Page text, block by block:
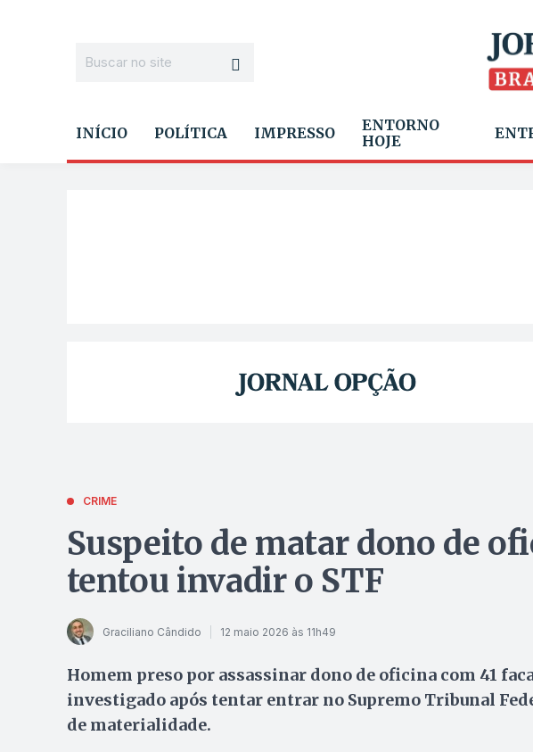
INÍCIO POLÍTICA IMPRESSO
ENTORNO
HOJE
CRIME
Suspeito de matar dono de
tentou invadir o STF
Graciliano Cândido 12 maio 2026 às 11h49
Homem preso por assassinar dono de oficina com 41
investigado após tentar entrar no Supremo Tribunal
de materialidade.